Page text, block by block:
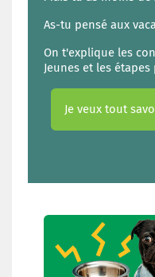
As-tu pensé aux
On t'explique les
Jeunes et les
Je veux tout